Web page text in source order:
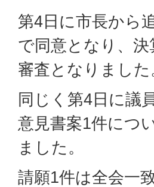
第4日に市長から
で同意となり、
審査となりました
同じく第4日に議
意見書案1件につ
ました。
請願1件は全会一